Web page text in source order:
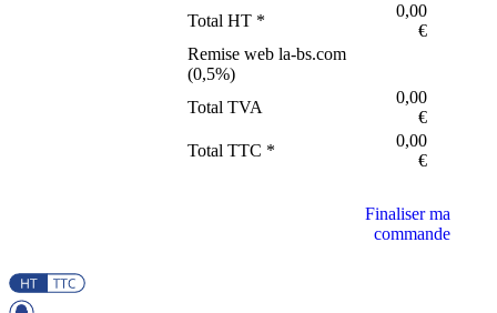
Total HT *
0,00
€
Remise web la-bs.com
(0,5%)
Total TVA
0,00
€
Total TTC *
0,00
€
Finaliser ma
commande